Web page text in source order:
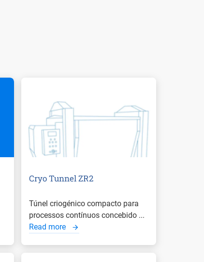
Cryo Tunnel ZR2
Túnel criogénico compacto para
processos contínuos concebido ...
Read more